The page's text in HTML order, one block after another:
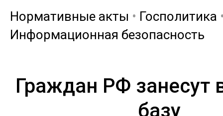
Нормативные акты • Госполитика
Информационная безопасность
Граждан РФ занесут
базу